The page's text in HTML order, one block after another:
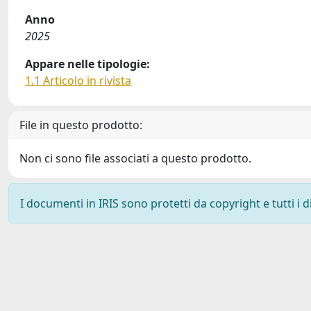
Anno
2025
Appare nelle tipologie:
1.1 Articolo in rivista
File in questo prodotto:
Non ci sono file associati a questo prodotto.
I documenti in IRIS sono protetti da copyright e tutti i